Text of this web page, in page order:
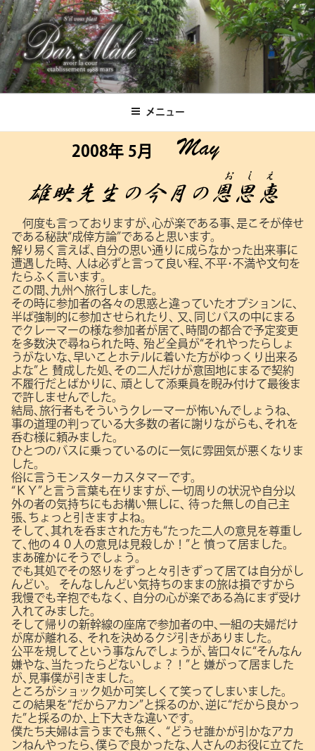
コ
ン
テ
ン
ツ
へBar.Male メニュー
2008年 5月
何度も言っておりますが､心が楽である事､是こそが倖せ
である秘訣“成倖方論”であると思います。
解り易く言えば､自分の思い通りに成らなかった出来事に
遭遇した時､
人は必ずと言って良い程､不平･不満や文句を
たらふく言います。
この間､九州へ旅行しました。
その時に参加者の各々の思惑と違っていたオプションに､
半ば強制的に参加させられたり､
又､同じバスの中にまる
でクレーマーの様な参加者が居て､時間の都合で予定変更
を多数決で尋ねられた時､
殆ど全員が“それやったらしょ
うがないな､早いことホテルに着いた方がゆっくり出来る
よな”と 賛成した処､その二人だけが意固地にまるで契約
不履行だとばかりに､
頑として添乗員を睨み付けて最後ま
で許しませんでした。
結局､旅行者もそういうクレーマーが怖いんでしょうね､
事の道理の判っている大多数の者に謝りながらも､それを
呑む様に頼みました。
ひとつのバスに乗っているのに一気に雰囲気が悪くなりま
した。
俗に言うモンスターカスタマーです。
“ＫＹ”と言う言葉も在りますが､一切周りの状況や自分以
外の者の気持ちにもお構い無しに､
待った無しの自己主
張､ちょっと引きますよね。
そして､其れを呑まされた方も“たった二人の意見を尊重し
て､他の４０人の意見は見殺しか！”と 憤って居ました。
まあ確かにそうでしょう。
でも其処でその怒りをずっと々引きずって居ては自分がし
んどい。
そんなしんどい気持ちのままの旅は損ですから
我慢でも辛抱でもなく､
自分の心が楽である為にまず受け
入れてみました。
そして帰りの新幹線の座席で参加者の中､一組の夫婦だけ
が席が離れる､
それを決めるクジ引きがありました。
公平を規してという事なんでしょうが､皆口々に“そんなん
嫌やな､当たったらどないしょ？！”と 嫌がって居ました
が､見事僕が引きました。
ところがショック処か可笑しくて笑ってしまいました。
この結果を“だからアカン”と採るのか､逆に“だから良かっ
た”と採るのか､上下大きな違いです。
僕たち夫婦は言うまでも無く､
“どうせ誰かが引かなアカ
ンねんやったら､僕らで良かったな､人さんのお役に立てた